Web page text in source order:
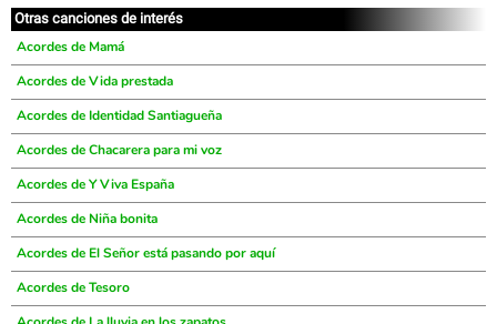
Otras canciones de interés
Acordes de Mamá
Acordes de Vida prestada
Acordes de Identidad Santiagueña
Acordes de Chacarera para mi voz
Acordes de Y Viva España
Acordes de Niña bonita
Acordes de El Señor está pasando por aquí
Acordes de Tesoro